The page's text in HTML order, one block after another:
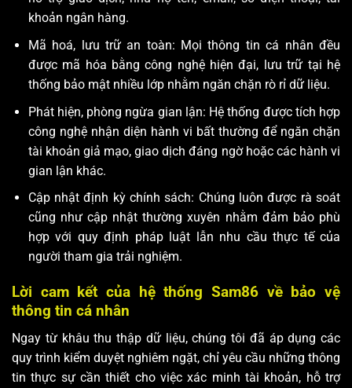
khoản ngân hàng.
Mã hoá, lưu trữ an toàn: Mọi thông tin cá nhân đều
được mã hóa bằng công nghệ hiện đại, lưu trữ tại hệ
thống bảo mật nhiều lớp nhằm ngăn chặn rò rỉ dữ liệu.
Phát hiện, phòng ngừa gian lận: Hệ thống được tích hợp
công nghệ nhận diện hành vi bất thường để ngăn chặn
tài khoản giả mạo, giao dịch đáng ngờ hoặc các hành vi
gian lận khác.
Cập nhật định kỳ chính sách: Chúng luôn được rà soát
cũng như cập nhật thường xuyên nhằm đảm bảo phù
hợp với quy định pháp luật lẫn nhu cầu thực tế của
người tham gia trải nghiệm.
Lời cam kết của hệ thống Sam86 về bảo vệ
thông tin cá nhân
Ngay từ khâu thu thập dữ liệu, chúng tôi đã áp dụng các
quy trình kiểm duyệt nghiêm ngặt, chỉ yêu cầu những thông
tin thực sự cần thiết cho việc xác minh tài khoản, hỗ trợ